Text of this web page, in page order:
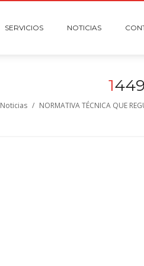
SERVICIOS NOTICIAS
1
Noticias / NORMATIVA TÉCNICA QUE